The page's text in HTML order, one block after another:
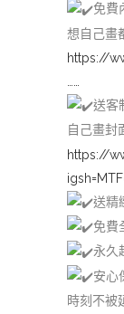
免費
想自己畫
https://
送客
自己畫封
https://
送精
免費
永久
安心
時刻不被